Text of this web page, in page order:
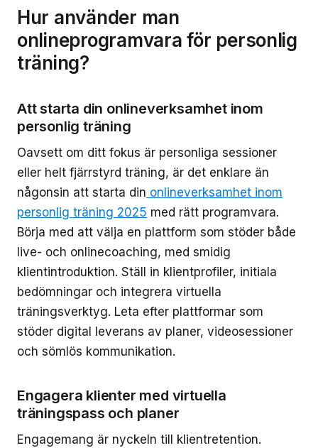
Hur använder man
onlineprogramvara för personlig
träning?
Att starta din onlineverksamhet inom
personlig träning
Oavsett om ditt fokus är personliga sessioner
eller helt fjärrstyrd träning, är det enklare än
någonsin att starta din onlineverksamhet inom
personlig träning 2025 med rätt programvara.
Börja med att välja en plattform som stöder både
live- och onlinecoaching, med smidig
klientintroduktion. Ställ in klientprofiler, initiala
bedömningar och integrera virtuella
träningsverktyg. Leta efter plattformar som
stöder digital leverans av planer, videosessioner
och sömlös kommunikation.
Engagera klienter med virtuella
träningspass och planer
Engagemang är nyckeln till klientretention.